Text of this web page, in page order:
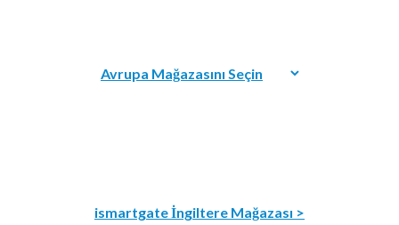
ismartgate İngiltere Mağazası >